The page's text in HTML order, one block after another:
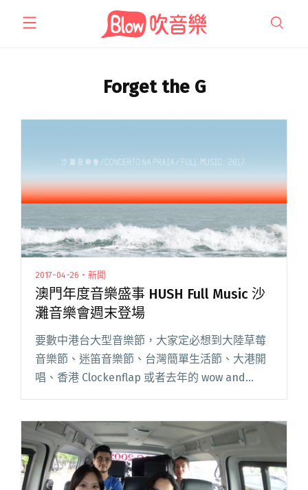
Forget the G
2017-04-26・新聞
澳門年度音樂盛事 HUSH Full Music 沙
灘音樂會週末登場
要數中港台大型音樂節，大家定必想到大陸草莓
音樂節、迷笛音樂節、台灣簡單生活節、大港開
唱、香港 Clockenflap 或者去年的 wow and
flutter 本地薑音樂節，但小小的澳門其實也要一
閱讀全文 "澳門年度音樂盛事 HUSH Full Music 沙
灘音樂會週末登場"